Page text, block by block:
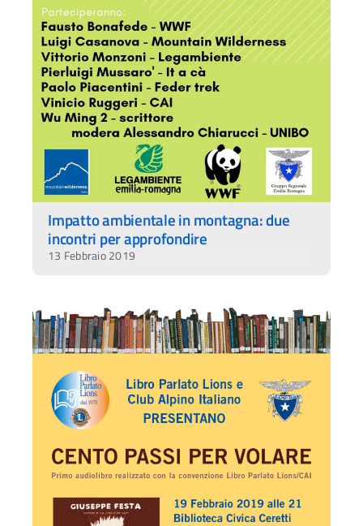
Impatto ambientale in montagna: due
incontri per approfondire
13 Febbraio 2019